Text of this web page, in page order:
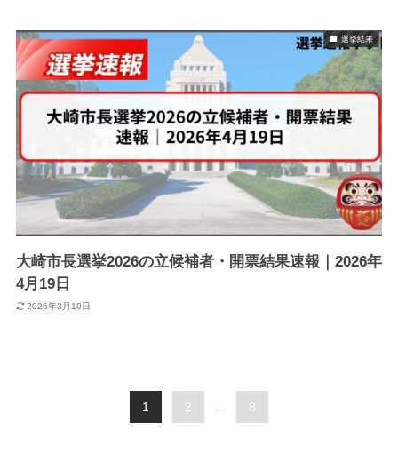
選挙結果
大崎市長選挙2026の立候補者・開票結果速報｜2026年
4月19日
2026年3月10日
1 2 ... 8